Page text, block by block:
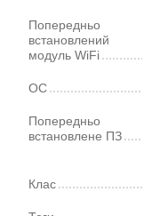
Попередньо
встановлений
модуль WiFi
ОС
Попередньо
встановлене ПЗ
Клас